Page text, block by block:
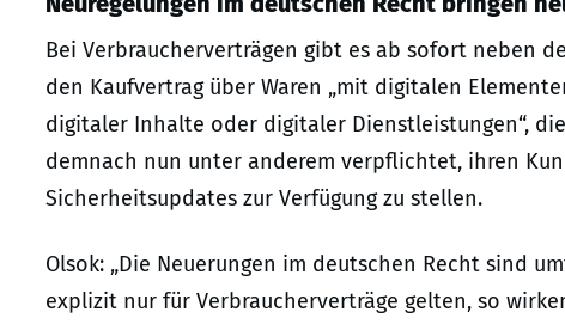
Bei Verbraucherverträgen gibt es ab sofort neben
den Kaufvertrag über Waren „mit digitalen
digitaler Inhalte oder digitaler Dienstleistungen“,
demnach nun unter anderem verpflichtet, ihren
Sicherheitsupdates zur Verfügung zu stellen.
Olsok: „Die Neuerungen im deutschen Recht sind
explizit nur für Verbraucherverträge gelten, so